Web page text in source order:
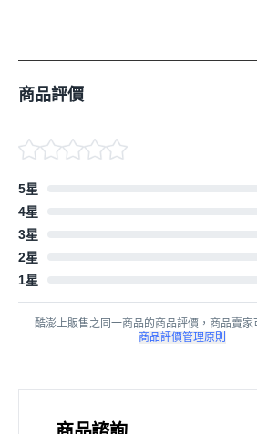
商品評價
5星
4星
3星
2星
1星
酷澎上販售之同一商品的商品評價，商品賣家
商品評價管理原則